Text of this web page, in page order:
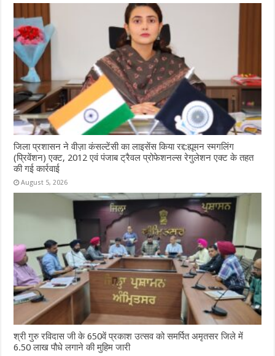
जिला प्रशासन ने वीज़ा कंसल्टेंसी का लाइसेंस किया रद्द:ह्यूमन स्मगलिंग
(प्रिवेंशन) एक्ट, 2012 एवं पंजाब ट्रैवल प्रोफेशनल्स रेगुलेशन एक्ट के तहत
की गई कार्रवाई
August 5, 2026
श्री गुरु रविदास जी के 650वें प्रकाश उत्सव को समर्पित अमृतसर जिले में
6.50 लाख पौधे लगाने की मुहिम जारी